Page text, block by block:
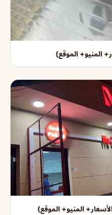
المنيو+ الموقع)